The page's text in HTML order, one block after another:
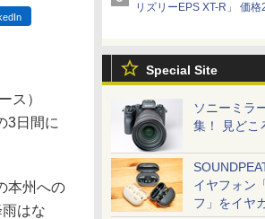
リズリーEPS XT-R」 価格
Special Site
ソニーミラ
集！ 見どこ
イヤフォン
フ」をイヤ
ス）
3日間に
本州への
はな